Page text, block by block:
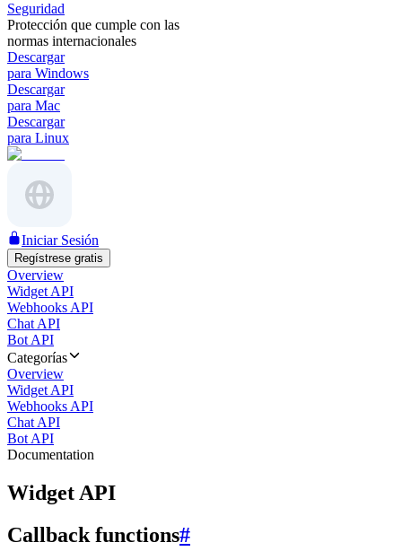
Seguridad
Protección que cumple con las
normas internacionales
Descargar
para Windows
Descargar
para Mac
Descargar
para Linux
Iniciar Sesión
Regístrese gratis
Overview
Widget API
Webhooks API
Chat API
Bot API
Categorías
Overview
Widget API
Webhooks API
Chat API
Bot API
Documentation
Widget API
Callback functions#